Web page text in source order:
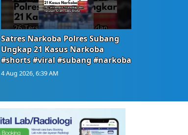
Satres Narkoba Polres Subang
Ungkap 21 Kasus Narkoba
#shorts #viral #subang #narkoba
4 Aug 2026, 6:39 AM